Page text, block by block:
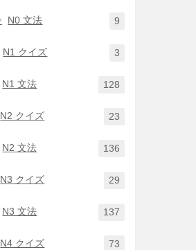
N0 文法 9
N1 クイズ 3
N1 文法 128
N2 クイズ 23
N2 文法 136
N3 クイズ 29
N3 文法 137
N4 クイズ 73